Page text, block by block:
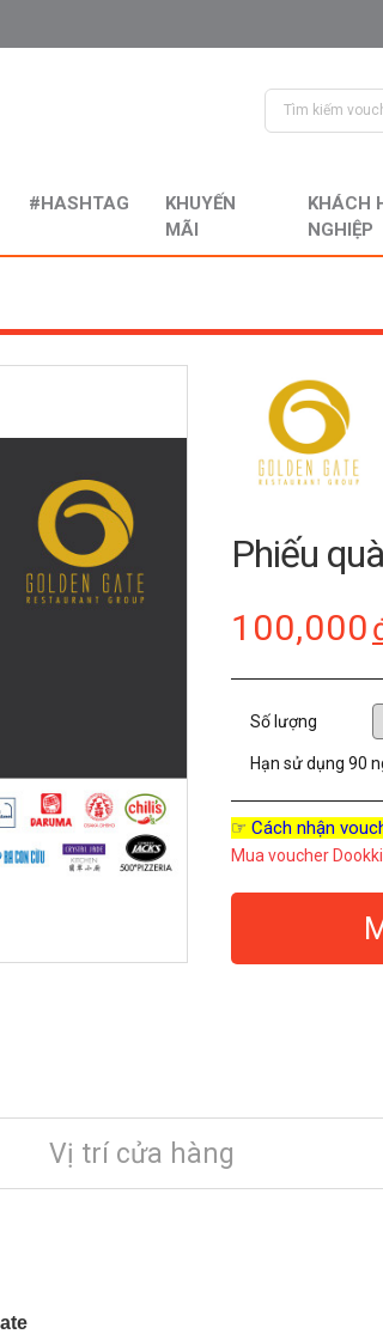
#HASHTAG
KHUYẾN
MÃI
KHÁCH
NGHIỆP
Phiếu
100,000
Số lượng
Hạn sử dụng 90
☞ Cách nhận
Mua voucher Dookki
Vị trí cửa hàng